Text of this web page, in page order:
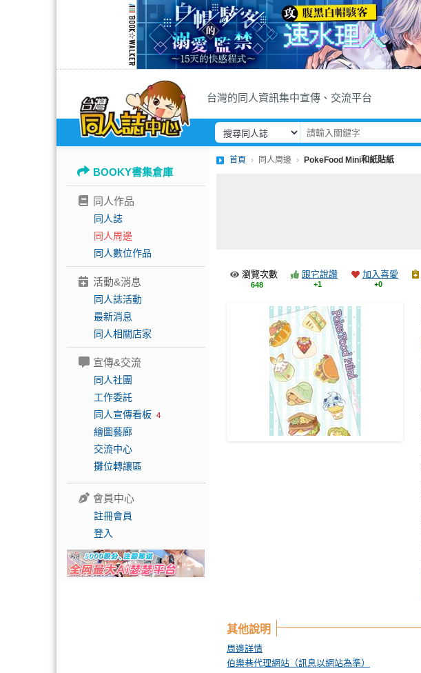
台灣的同人資訊集中宣傳、交流平台
BOOKY書集倉庫
同人作品
同人誌
同人周邊
同人數位作品
活動&消息
同人誌活動
最新消息
同人相關店家
宣傳&交流
同人社團
工作委託
同人宣傳看板 4
繪圖藝廊
交流中心
攤位轉讓區
會員中心
註冊會員
登入
首頁 同人周邊 PokeFood Mini和紙貼紙
瀏覽次數
648
跟它說讚
+1
加入喜愛
+0
其他說明
周邊詳情
伯樂巷代理網站（訊息以網站為準）